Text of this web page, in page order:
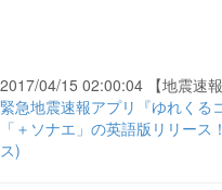
2017/04/15 02:00:04 【地震速報
緊急地震速報アプリ『ゆれくる
「＋ソナエ」の英語版リリー
ス)